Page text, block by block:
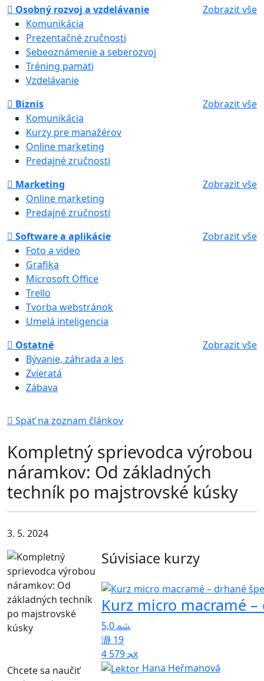
Osobný rozvoj a vzdelávanie
Zobrazit vše
Komunikácia
Prezentačné zručnosti
Sebeoznámenie a seberozvoj
Tréning pamäti
Vzdelávanie
Biznis
Zobrazit vše
Komunikácia
Kurzy pre manažérov
Online marketing
Predajné zručnosti
Marketing
Zobrazit vše
Online marketing
Predajné zručnosti
Software a aplikácie
Zobrazit vše
Foto a video
Grafika
Microsoft Office
Trello
Tvorba webstránok
Umelá inteligencia
Ostatné
Zobrazit vše
Bývanie, záhrada a les
Zvieratá
Zábava
Späť na zoznam článkov
Kompletný sprievodca výrobou
náramkov: Od základných
techník po majstrovské kúsky
3. 5. 2024
Chcete sa naučiť
Súvisiace kurzy
Kurz micro macramé
5,0
19
4 579x
Hana Heřmanová